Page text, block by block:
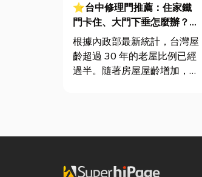
⭐台中修理門推薦：住家鐵
門卡住、大門下垂怎麼辦？維
修費用與不銹鋼工程一次看
根據內政部最新統計，台灣屋
齡超過 30 年的老屋比例已經
過半。隨著房屋屋齡增加，金